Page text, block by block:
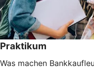
Praktikum
Was machen